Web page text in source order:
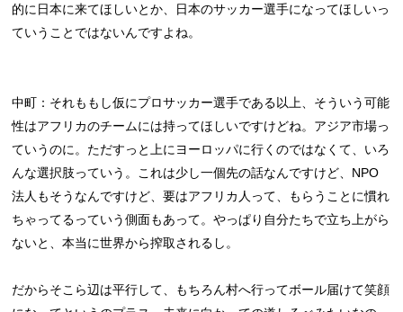
的に日本に来てほしいとか、日本のサッカー選手になってほしいっ
ていうことではないんですよね。
中町：それももし仮にプロサッカー選手である以上、そういう可能
性はアフリカのチームには持ってほしいですけどね。アジア市場っ
ていうのに。ただすっと上にヨーロッパに行くのではなくて、いろ
んな選択肢っていう。これは少し一個先の話なんですけど、NPO
法人もそうなんですけど、要はアフリカ人って、もらうことに慣れ
ちゃってるっていう側面もあって。やっぱり自分たちで立ち上がら
ないと、本当に世界から搾取されるし。
だからそこら辺は平行して、もちろん村へ行ってボール届けて笑顔